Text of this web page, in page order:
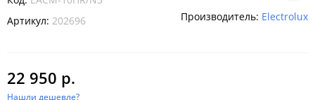
Артикул: 202696 Производитель: Electrolux
22 950 р.
Нашли дешевле?